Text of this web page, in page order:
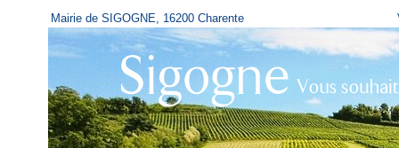
Mairie de SIGOGNE, 16200 Charente